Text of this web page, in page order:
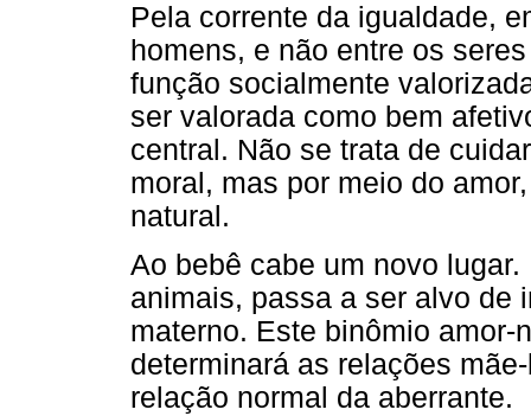
Pela corrente da igualdade,
homens, e não entre os
função socialmente
ser valorada como bem
central. Não se trata de
moral, mas por meio do
natural.
Ao bebê cabe um novo
animais, passa a ser alvo de
materno. Este binômio
determinará as relações
relação normal da aberrante.